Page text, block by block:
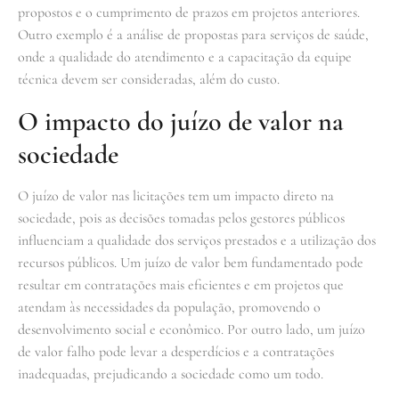
propostos e o cumprimento de prazos em projetos anteriores.
Outro exemplo é a análise de propostas para serviços de saúde,
onde a qualidade do atendimento e a capacitação da equipe
técnica devem ser consideradas, além do custo.
O impacto do juízo de valor na
sociedade
O juízo de valor nas licitações tem um impacto direto na
sociedade, pois as decisões tomadas pelos gestores públicos
influenciam a qualidade dos serviços prestados e a utilização dos
recursos públicos. Um juízo de valor bem fundamentado pode
resultar em contratações mais eficientes e em projetos que
atendam às necessidades da população, promovendo o
desenvolvimento social e econômico. Por outro lado, um juízo
de valor falho pode levar a desperdícios e a contratações
inadequadas, prejudicando a sociedade como um todo.